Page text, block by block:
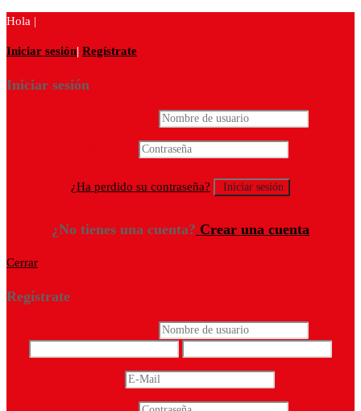
Hola |
Iniciar sesión| Regístrate
Iniciar sesión
¿Ha perdido su contraseña?
¿No tienes una cuenta? Crear una cuenta
Cerrar
Regístrate